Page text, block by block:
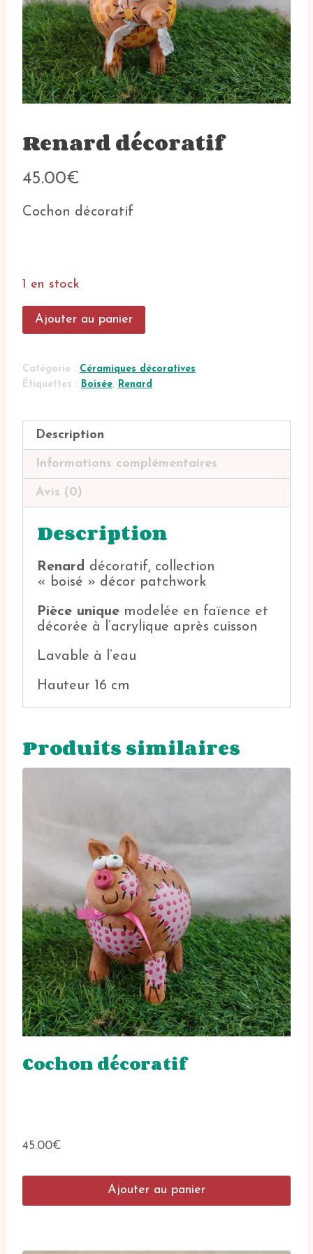
Renard décoratif
45.00€
Cochon décoratif
1 en stock
quantité
Ajouter au panier
Catégorie : Céramiques décoratives
Étiquettes : Boisée, Renard
Description
Informations complémentaires
Avis (0)
Description
Renard décoratif, collection
« boisé » décor patchwork
Pièce unique modelée en faïence et
décorée à l’acrylique après cuisson
Lavable à l’eau
Hauteur 16 cm
Produits similaires
Cochon décoratif
45.00€
Ajouter au panier